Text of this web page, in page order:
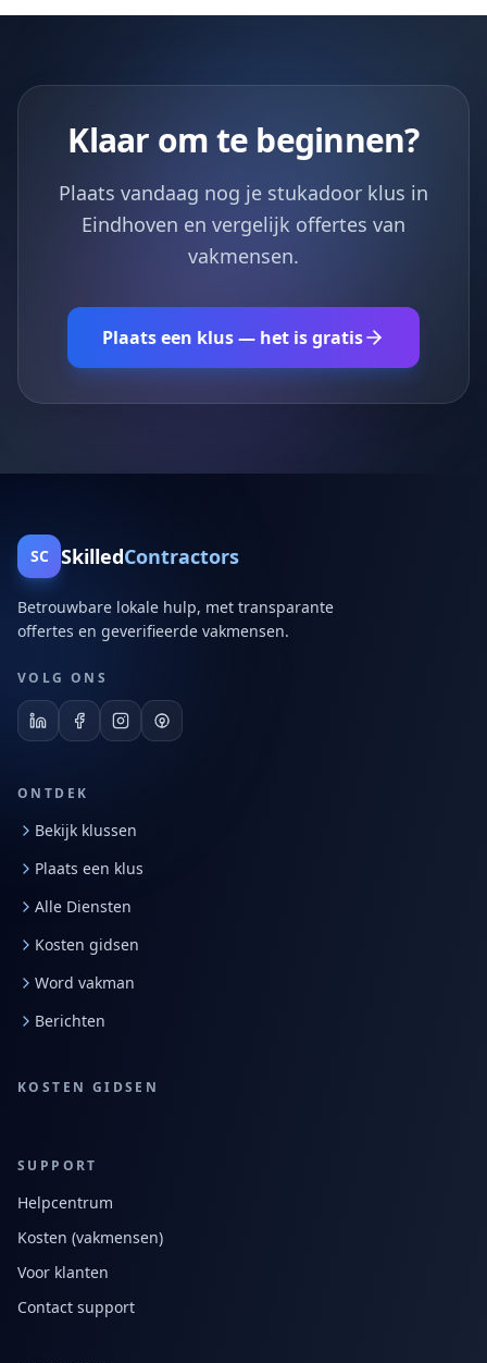
Klaar om te beginnen?
Plaats vandaag nog je stukadoor klus in
Eindhoven en vergelijk offertes van
vakmensen.
Plaats een klus — het is gratis
SC SkilledContractors
Betrouwbare lokale hulp, met transparante
offertes en geverifieerde vakmensen.
VOLG ONS
ONTDEK
Bekijk klussen
Plaats een klus
Alle Diensten
Kosten gidsen
Word vakman
Berichten
KOSTEN GIDSEN
SUPPORT
Helpcentrum
Kosten (vakmensen)
Voor klanten
Contact support